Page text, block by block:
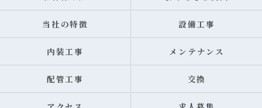
当社の特徴 設備工事
内装工事 メンテナンス
配管工事 交換